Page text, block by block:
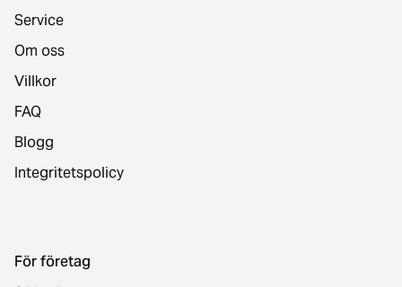
Service
Om oss
Villkor
FAQ
Blogg
Integritetspolicy
För företag